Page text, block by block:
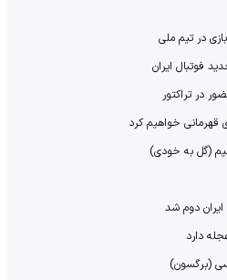
در تیم ملی
فوتبال ایران
در تراکتور
قهرمانی خواهیم کرد
(گل به خودی)
ایران دوم شد
دارد
(برگسون)